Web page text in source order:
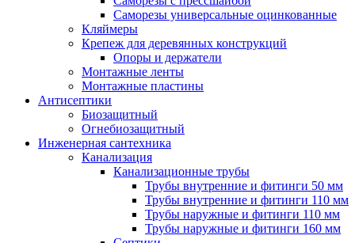
Саморезы универсальные оцинкованные
Кляймеры
Крепеж для деревянных конструкций
Опоры и держатели
Монтажные ленты
Монтажные пластины
Антисептики
Биозащитный
Огнебиозащитный
Инженерная сантехника
Канализация
Канализационные трубы
Трубы внутренние и фитинги 50 мм
Трубы внутренние и фитинги 110 мм
Трубы наружные и фитинги 110 мм
Трубы наружные и фитинги 160 мм